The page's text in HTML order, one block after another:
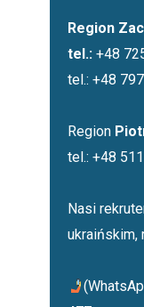
Region
tel.:+48
tel.: +48
Region
tel.: +48
Nasi
ukraińskim,